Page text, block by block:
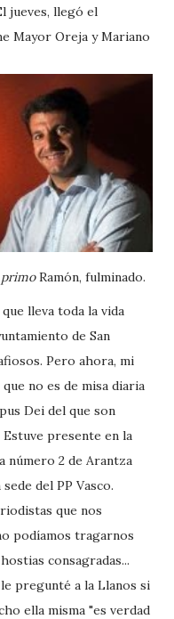
jueves, llegó el
Mayor Oreja y Mariano
primoRamón, fulminado.
lleva toda la vida
de San
Pero ahora, mi
no es de misa diaria
Dei del que son
presente en la
número 2 de Arantza
del PP Vasco.
que nos
podíamos tragarnos
consagradas...
pregunté a la Llanos si
ella misma "es verdad